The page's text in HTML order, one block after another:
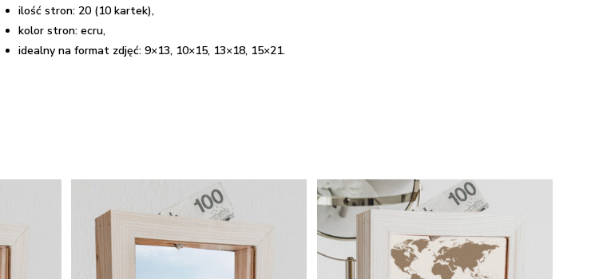
ilość stron: 20 (10 kartek),
kolor stron: ecru,
idealny na format zdjęć: 9×13, 10×15, 13×18, 15×21.